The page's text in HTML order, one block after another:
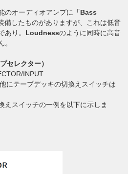
のオーディオアンプに
「Bass
備したものがありますが、これは低音
あり。 Loudnessのように同時に高音
。
セレクター）
INPUT
にテープデッキの切換えスイッチは
えスイッチの一例を以下に示しま